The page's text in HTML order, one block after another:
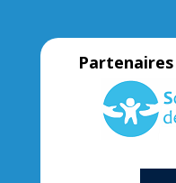
Partenaires